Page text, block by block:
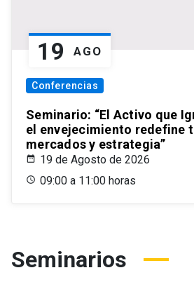
19 AGO
Conferencias
Seminario: “El Activo que
el envejecimiento redefine
mercados y estrategia”
19 de Agosto de 2026
09:00 a 11:00 horas
Seminarios